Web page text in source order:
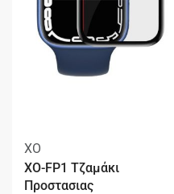
XO
XO-FP1 Τζαμάκι
Προστασιας